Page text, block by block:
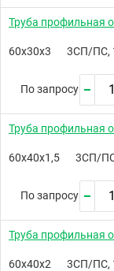
Труба профильная
60х30х3 3СП/ПС,
По запросу
Труба профильная
60х40х1,5 3СП/
По запросу
Труба профильная
60х40х2 3СП/ПС,